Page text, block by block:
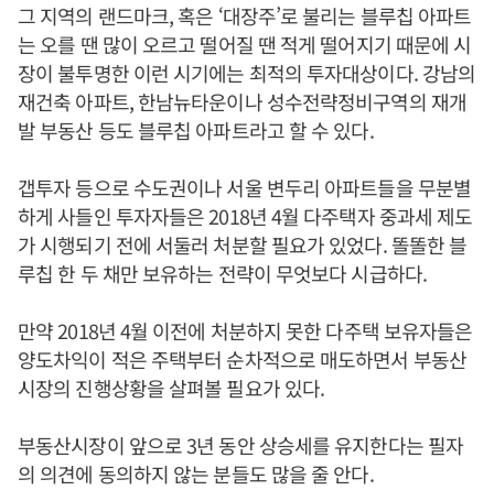
그 지역의 랜드마크, 혹은 ‘대장주’로 불리는 블루칩 아파트
는 오를 땐 많이 오르고 떨어질 땐 적게 떨어지기 때문에 시
장이 불투명한 이런 시기에는 최적의 투자대상이다. 강남의
재건축 아파트, 한남뉴타운이나 성수전략정비구역의 재개
발 부동산 등도 블루칩 아파트라고 할 수 있다.
갭투자 등으로 수도권이나 서울 변두리 아파트들을 무분별
하게 사들인 투자자들은 2018년 4월 다주택자 중과세 제도
가 시행되기 전에 서둘러 처분할 필요가 있었다. 똘똘한 블
루칩 한 두 채만 보유하는 전략이 무엇보다 시급하다.
만약 2018년 4월 이전에 처분하지 못한 다주택 보유자들은
양도차익이 적은 주택부터 순차적으로 매도하면서 부동산
시장의 진행상황을 살펴볼 필요가 있다.
부동산시장이 앞으로 3년 동안 상승세를 유지한다는 필자
의 의견에 동의하지 않는 분들도 많을 줄 안다.